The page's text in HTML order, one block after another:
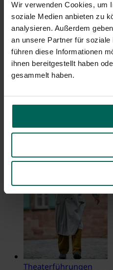
Wir verwenden Cookies, um
soziale Medien anbieten zu
analysieren. Außerdem
an unsere Partner für
führen diese Informationen
ihnen bereitgestellt haben
gesammelt haben.
Theaterführungen